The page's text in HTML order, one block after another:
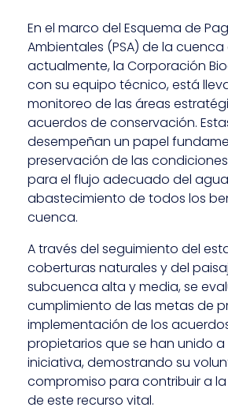
En el marco del Esquema de
Ambientales (PSA) de la cuenca
actualmente, la Corporación
con su equipo técnico, está
monitoreo de las áreas
acuerdos de conservación.
desempeñan un papel
preservación de las
para el flujo adecuado del
abastecimiento de todos los
cuenca.
A través del seguimiento del
coberturas naturales y del
subcuenca alta y media, se
cumplimiento de las metas de
implementación de los
propietarios que se han unido
iniciativa, demostrando su
compromiso para contribuir a
de este recurso vital.